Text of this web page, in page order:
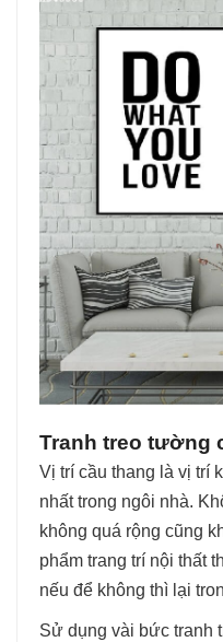
Tranh treo tường
Vị trí cầu thang là vị trí
nhất trong ngôi nhà.
không quá rộng cũng
phẩm trang trí nội thất
nếu để không thì lại
Sử dụng vài bức tranh